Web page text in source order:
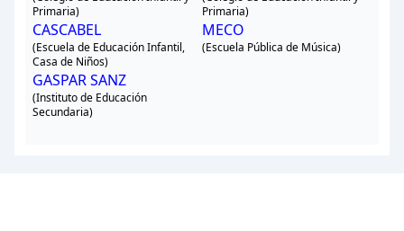
Primaria)
Primaria)
CASCABEL
(Escuela de Educación Infantil,
Casa de Niños)
MECO
(Escuela Pública de Música)
GASPAR SANZ
(Instituto de Educación
Secundaria)